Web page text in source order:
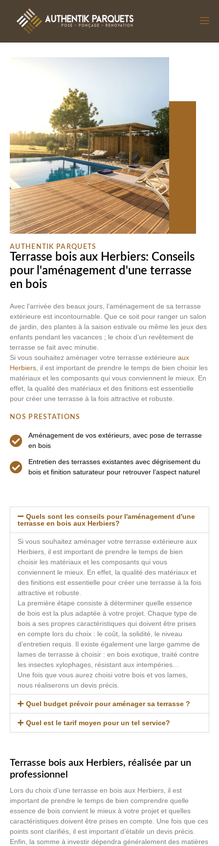
AUTHENTIK PARQUETS
Terrasse bois aux Herbiers: Conseils
pour l'aménagement d'une terrasse
en bois
Avec l’arrivée des beaux jours, l’aménagement de sa terrasse
extérieure est incontournable. Que ce soit pour ranger un salon
de jardin, des plantes à la saison estivale ou même les jeux des
enfants pendant les vacances ; le choix d’un revêtement de
terrasse se fait avec minutie.
Si vous souhaitez aménager votre terrasse extérieure aux
Herbiers , il est important de prendre le temps de bien choisir les
matériaux et les composants qui vous conviennent le mieux. En
effet, la qualité des matériaux et des finitions est essentielle
pour créer une terrasse à la fois attractive et robuste.
NOS PRESTATIONS
Aménagement de vos extérieurs, avec pose de terrasse
en bois
Entretien des terrasses existantes avec dégrisement du
bois et finition saturateur pour retrouver l’aspect naturel
Quels sont les conseils pour l'aménagement d'une
terrasse en bois aux Herbiers?
Si vous souhaitez aménager votre terrasse extérieure aux
Herbiers, il est important de prendre le temps de bien
choisir les matériaux et les composants qui vous
conviennent le mieux. En effet, la qualité des matériaux et
des finitions est essentielle pour créer une terrasse à la fois
attractive et robuste.
La première étape consiste à déterminer quelle essence
de bois est la plus adaptée à votre projet. Chaque type de
bois a ses propres caractéristiques qui doivent être prises
en compte lors du choix : le coût, la solidité, le niveau
d’entretien requis. Il existe également une large gamme de
lames de terrasse à choisir : en bois exotique, traité contre
les insectes xylophages, résistant aux intempéries…
Une fois que vous aurez choisi votre bois et vos lames,
nous réaliserons un devis précis.
Quel budget prévoir pour aménager sa terrasse ?
Quel est le tarif moyen pour un tel service?
Terrasse bois aux Herbiers, réalisée par un
professionnel
Lors du choix d’une terrasse en bois aux Herbiers, il est
important de prendre le temps de bien comprendre quelle
essence de bois convient le mieux à votre projet et quelles
caractéristiques doivent être prises en compte. Une fois que ces
points sont clarifiés, il est important d’établir un devis précis.
Enfin, la somme à investir dépendra généralement des matières